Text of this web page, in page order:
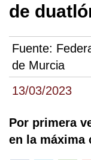
13/03/2023
de
Fuente:
de Murcia
Por primera
en la máxima